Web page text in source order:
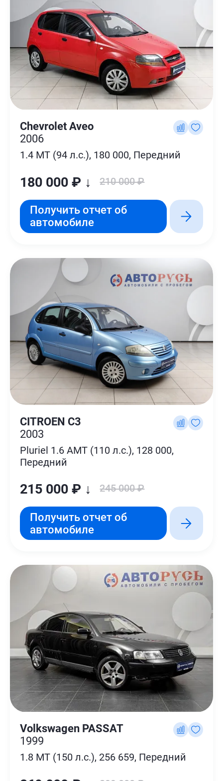
Chevrolet Aveo
2006
1.4 MT (94 л.с.), 180 000, Передний
180 000 ₽ ↓ 210 000 ₽
Получить отчет об
автомобиле
CITROEN C3
2003
Pluriel 1.6 AMT (110 л.с.), 128 000,
Передний
215 000 ₽ ↓ 245 000 ₽
Получить отчет об
автомобиле
Volkswagen PASSAT
1999
1.8 MT (150 л.с.), 256 659, Передний